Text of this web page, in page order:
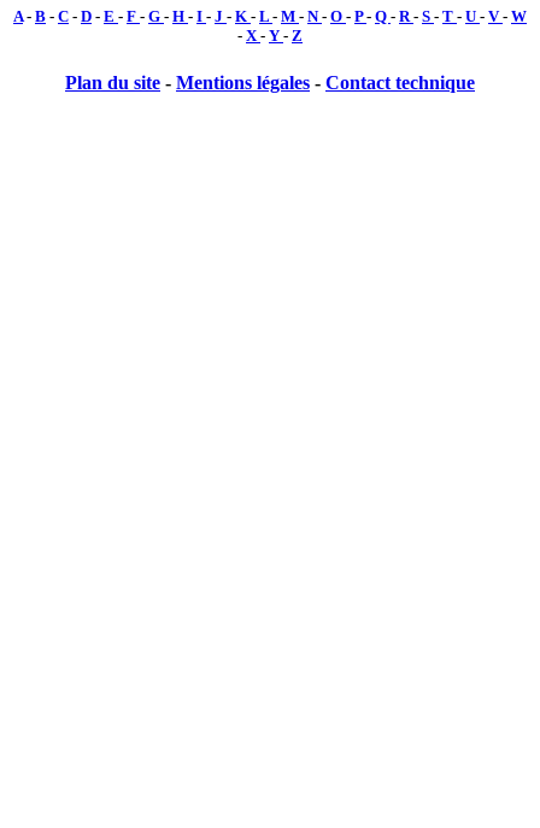
A- B - C - D - E - F - G - H - I - J - K - L - M - N- O - P- Q - R - S - T - U - V- W
- X - Y - Z
Plan du site - Mentions légales - Contact technique